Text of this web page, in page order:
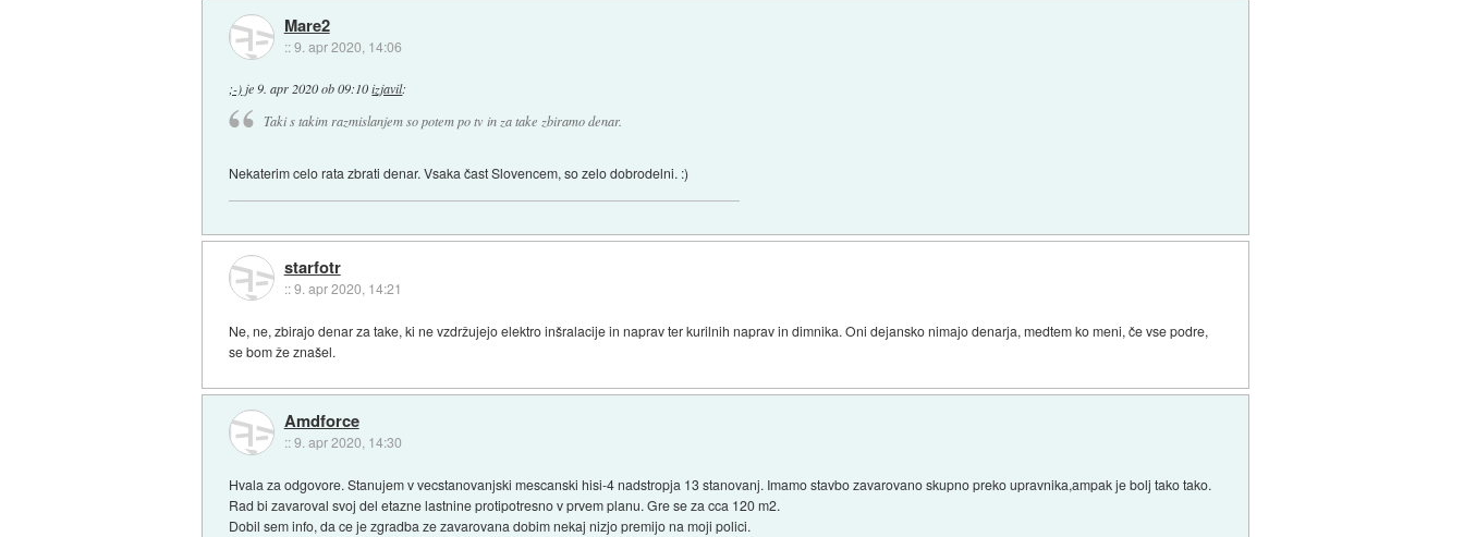
Mare2
::9. apr 2020, 14:06
;-) je 9. apr 2020 ob 09:10 izjavil:
Taki s takim razmislanjem so potem po tv in za take zbiramo denar.
Nekaterim celo rata zbrati denar. Vsaka čast Slovencem, so zelo dobrodelni. :)
starfotr
::9. apr 2020, 14:21
Ne, ne, zbirajo denar za take, ki ne vzdržujejo elektro inšralacije in naprav ter kurilnih naprav in dimnika. Oni dejansko nimajo denarja, medtem ko meni, če vse podre,
se bom že znašel.
Amdforce
::9. apr 2020, 14:30
Hvala za odgovore. Stanujem v vecstanovanjski mescanski hisi-4 nadstropja 13 stanovanj. Imamo stavbo zavarovano skupno preko upravnika,ampak je bolj tako tako.
Rad bi zavaroval svoj del etazne lastnine protipotresno v prvem planu. Gre se za cca 120 m2.
Dobil sem info, da ce je zgradba ze zavarovana dobim nekaj nizjo premijo na moji polici.